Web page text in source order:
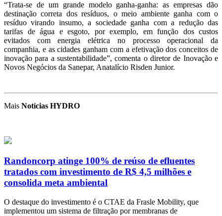
“Trata-se de um grande modelo ganha-ganha: as empresas dão
destinação correta dos resíduos, o meio ambiente ganha com o
resíduo virando insumo, a sociedade ganha com a redução das
tarifas de água e esgoto, por exemplo, em função dos custos
evitados com energia elétrica no processo operacional da
companhia, e as cidades ganham com a efetivação dos conceitos de
inovação para a sustentabilidade”, comenta o diretor de Inovação e
Novos Negócios da Sanepar, Anatalício Risden Junior.
Mais Notícias HYDRO
Randoncorp atinge 100% de reúso de efluentes
tratados com investimento de R$ 4,5 milhões e
consolida meta ambiental
O destaque do investimento é o CTAE da Frasle Mobility, que
implementou um sistema de filtração por membranas de